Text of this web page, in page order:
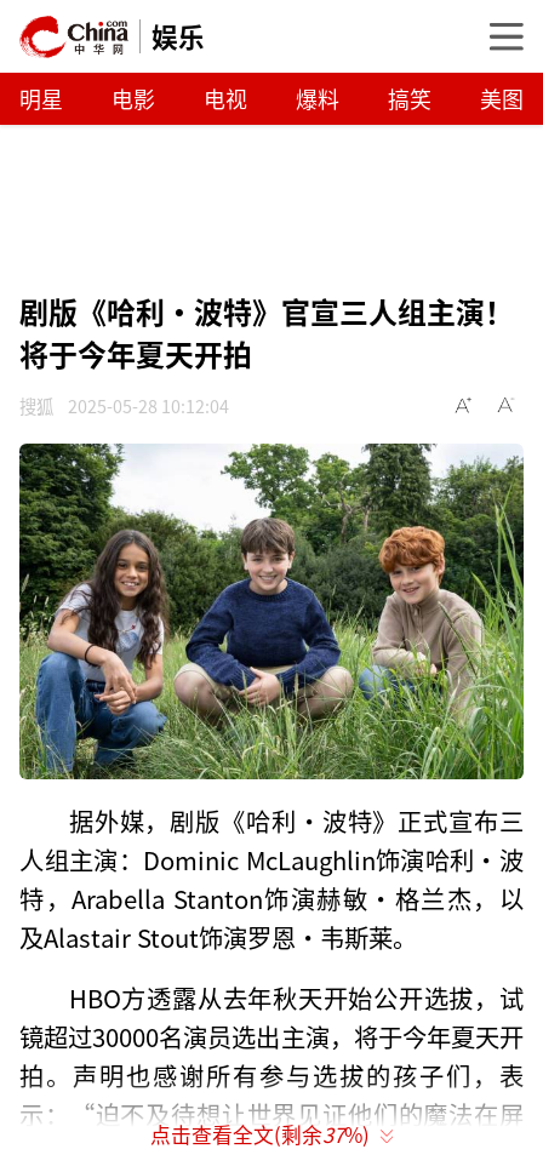
娱乐
明星 电影 电视 爆料 搞笑 美图
剧版《哈利·波特》官宣三人组主演！
将于今年夏天开拍
搜狐 2025-05-28 10:12:04
据外媒，剧版《哈利·波特》正式宣布三
人组主演：Dominic McLaughlin饰演哈利·波
特，Arabella Stanton饰演赫敏·格兰杰，以
及Alastair Stout饰演罗恩·韦斯莱。
HBO方透露从去年秋天开始公开选拔，试
镜超过30000名演员选出主演，将于今年夏天开
拍。声明也感谢所有参与选拔的孩子们，表
示：“迫不及待想让世界见证他们的魔法在屏
幕上绽放。”点击查看全文(剩余37%)